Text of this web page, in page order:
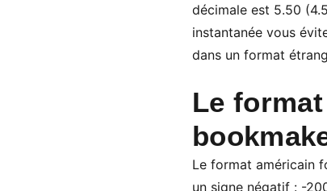
décimale est 5.50
instantanée vous
dans un format
Le
Le format américain
un signe négatif : -